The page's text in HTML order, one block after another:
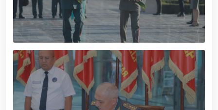
Farg‘ona viloyatida jinoyat sodir etishga moyil
shaxslar yashash manzillarida tezkor tadbirlar
o‘tkazildi. // “8-mart – Xalqaro xotin qizlar kuni”
munosabati bilan Milliy gvardiya tizimida faoliyat
yuritib kyelayotgan ayollar uchun tantanali bayram
tadbiri tashkil etildi // Moliyaviy shaffoflik va
korrupsiyadan xoli muhitni ta’minlash bo‘yicha o‘quv
yig‘ini o‘tkazildi // Ajdodlar merosi – milliy gʻurur va
vatanparvarlik manbai // General-polkovnik
B.Tashmatov Toshkent “Temurbeklar maktabi”
harbiy akademik litseyi faoliyati bilan yaqindan